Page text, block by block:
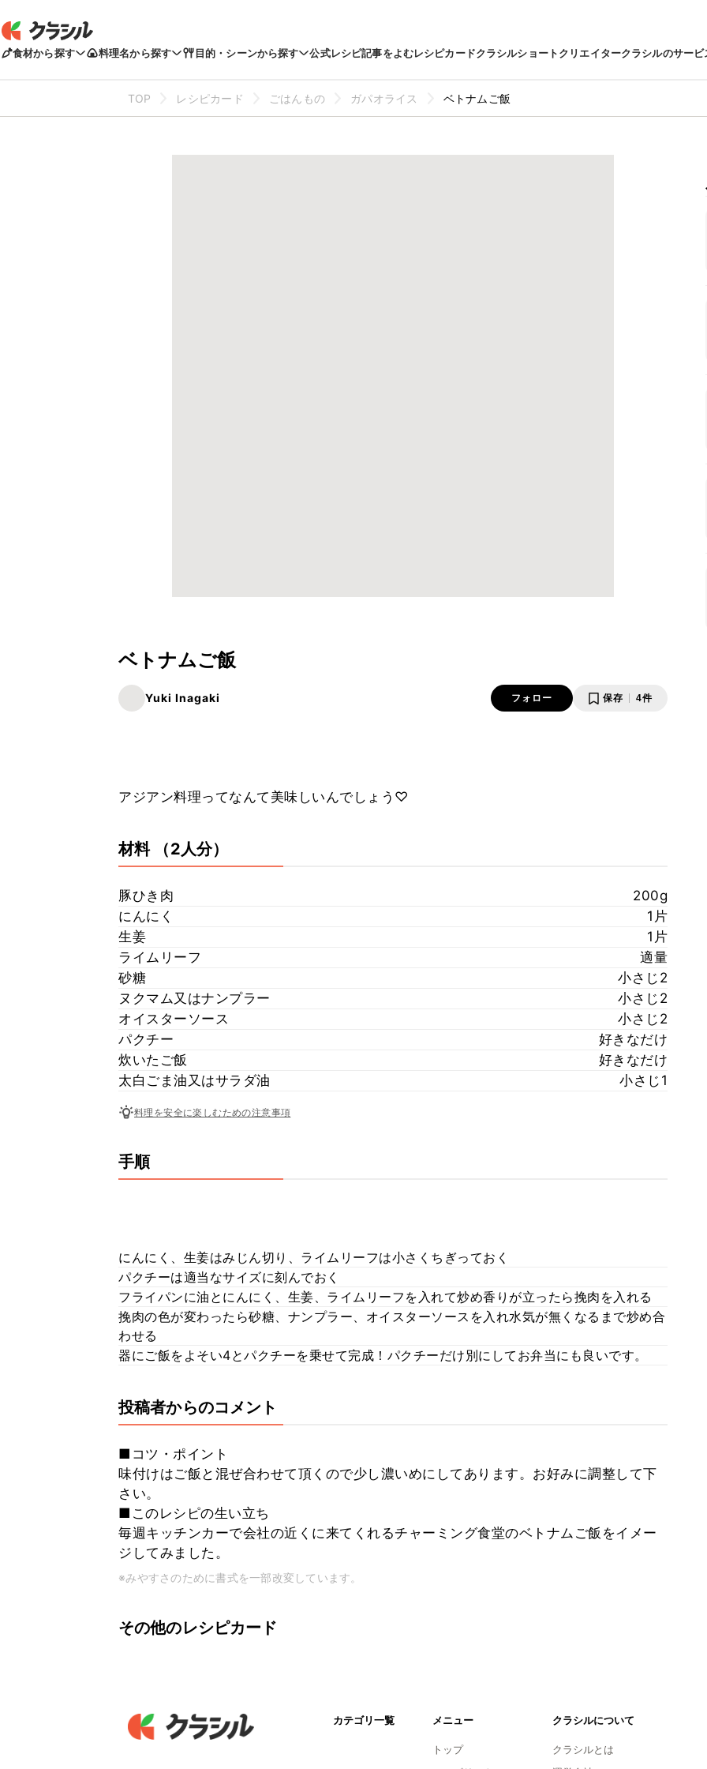
食材から探す 料理名から探す 目的・シーンから探す 公式レシピ記事をよむレシピカードクラシルショートクリエイタークラシルのサービ
TOP レシピカード ごはんもの ガパオライス ベトナムご飯
ベトナムご飯
Yuki Inagaki フォロー 保存 4件
アジアン料理ってなんて美味しいんでしょう♡
材料 （2人分）
豚ひき肉
200g
にんにく
1片
生姜
1片
ライムリーフ
適量
砂糖
小さじ2
ヌクマム又はナンプラー
小さじ2
オイスターソース
小さじ2
パクチー
好きなだけ
炊いたご飯
好きなだけ
太白ごま油又はサラダ油
小さじ1
料理を安全に楽しむための注意事項
手順
にんにく、生姜はみじん切り、ライムリーフは小さくちぎっておく
パクチーは適当なサイズに刻んでおく
フライパンに油とにんにく、生姜、ライムリーフを入れて炒め香りが立ったら挽肉を入れる
挽肉の色が変わったら砂糖、ナンプラー、オイスターソースを入れ水気が無くなるまで炒め合
わせる
器にご飯をよそい4とパクチーを乗せて完成！パクチーだけ別にしてお弁当にも良いです。
投稿者からのコメント
■コツ・ポイント
味付けはご飯と混ぜ合わせて頂くので少し濃いめにしてあります。お好みに調整して下
さい。
■このレシピの生い立ち
毎週キッチンカーで会社の近くに来てくれるチャーミング食堂のベトナムご飯をイメー
ジしてみました。
※みやすさのために書式を一部改変しています。
その他のレシピカード
カテゴリ一覧 メニュー
トップ
クラシルについて
クラシルとは